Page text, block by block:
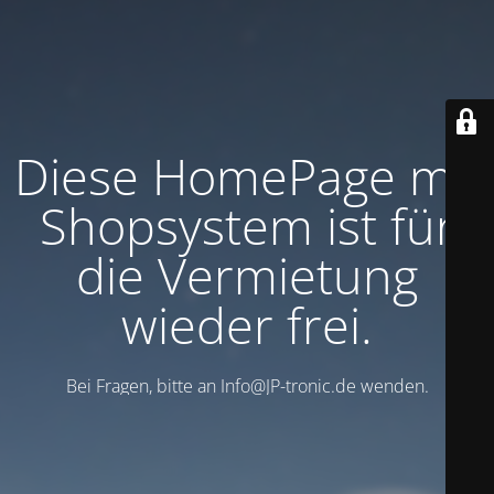
Diese HomePage mit
Shopsystem ist für
die Vermietung
wieder frei.
Bei Fragen, bitte an Info@JP-tronic.de wenden.